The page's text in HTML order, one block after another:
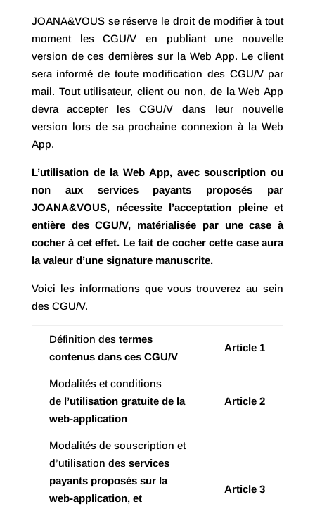
JOANA&VOUS se réserve le droit de modifier à tout
moment les CGU/V en publiant une nouvelle
version de ces dernières sur la Web App. Le client
sera informé de toute modification des CGU/V par
mail. Tout utilisateur, client ou non, de la Web App
devra accepter les CGU/V dans leur nouvelle
version lors de sa prochaine connexion à la Web
App.
L’utilisation de la Web App, avec souscription ou
non aux services payants proposés par
JOANA&VOUS, nécessite l’acceptation pleine et
entière des CGU/V, matérialisée par une case à
cocher à cet effet. Le fait de cocher cette case aura
la valeur d’une signature manuscrite.
Voici les informations que vous trouverez au sein
des CGU/V.
Définition des termes
contenus dans ces CGU/V
Article 1
Modalités et conditions
de l’utilisation gratuite de la
web-application
Article 2
Modalités de souscription et
d’utilisation des services
payants proposés sur la
web-application, et
Article 3